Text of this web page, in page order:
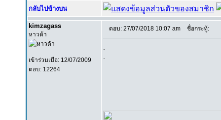
กลับไปข้างบน
kimzagass
หาวด้า
เข้าร่วมเมื่อ: 12/07/2009
ตอบ: 12264
ตอบ: 27/07/2018 10:07 am ชื่อกระทู้: